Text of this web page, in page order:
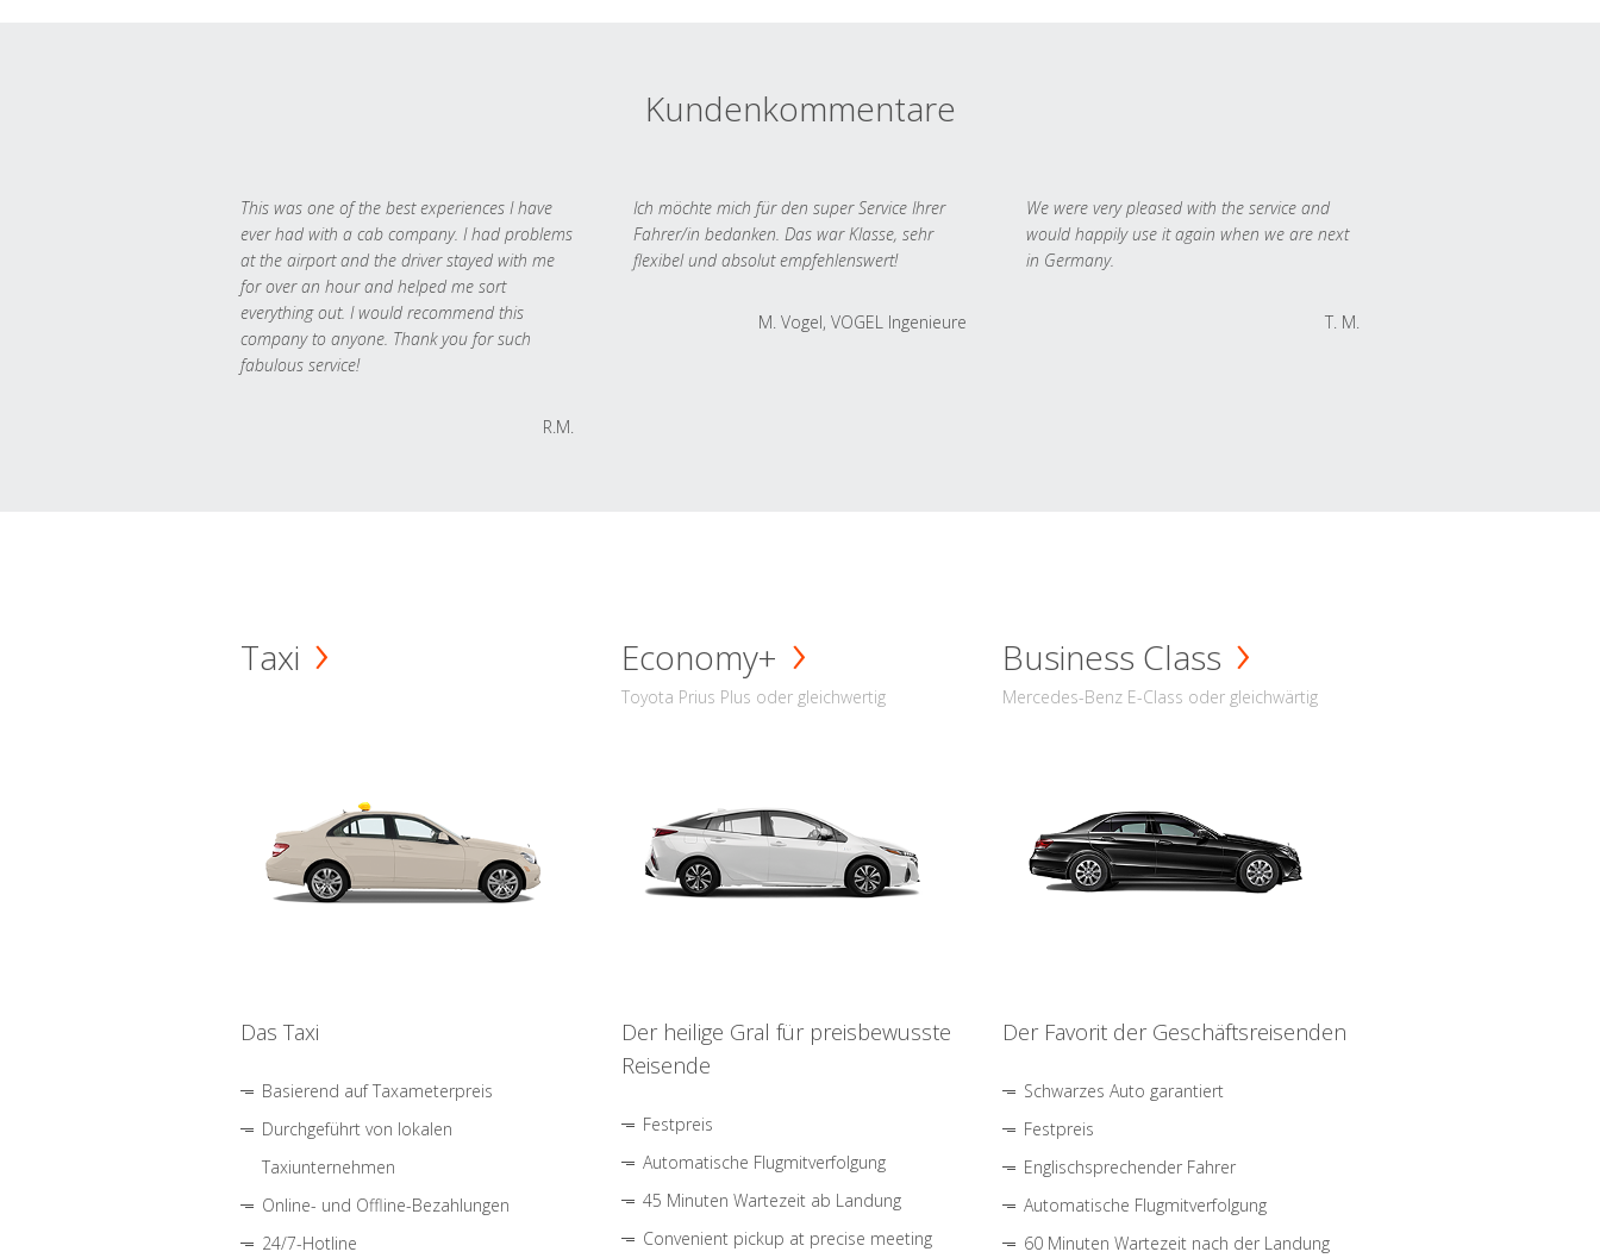
Kundenkommentare
This was one of the best experiences I have
ever had with a cab company. I had problems
at the airport and the driver stayed with me
for over an hour and helped me sort
everything out. I would recommend this
company to anyone. Thank you for such
fabulous service!
R.M.
Ich möchte mich für den super Service Ihrer
Fahrer/in bedanken. Das war Klasse, sehr
flexibel und absolut empfehlenswert!
M. Vogel, VOGEL Ingenieure
We were very pleased with the service and
would happily use it again when we are next
in Germany.
T. M.
Taxi
Das Taxi
Basierend auf Taxameterpreis
Durchgeführt von lokalen
Taxiunternehmen
Online- und Offline-Bezahlungen
24/7-Hotline
Economy+
Toyota Prius Plus oder gleichwertig
Der heilige Gral für preisbewusste
Reisende
Festpreis
Automatische Flugmitverfolgung
45 Minuten Wartezeit ab Landung
Convenient pickup at precise meeting
Business Class
Mercedes-Benz E-Class oder gleichwärtig
Der Favorit der Geschäftsreisenden
Schwarzes Auto garantiert
Festpreis
Englischsprechender Fahrer
Automatische Flugmitverfolgung
60 Minuten Wartezeit nach der Landung